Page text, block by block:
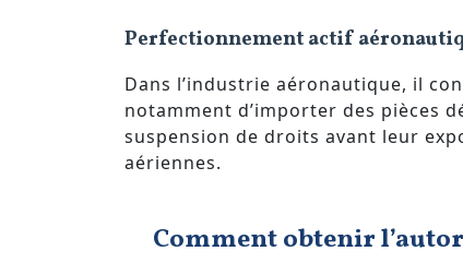
Perfectionnement actif
Dans l’industrie aéronautique, il
notamment d’importer des pièces
suspension de droits avant leur
aériennes.
Comment obtenir